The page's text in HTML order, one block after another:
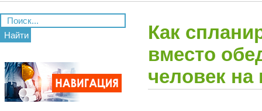
Найти
Как
вместо
человек